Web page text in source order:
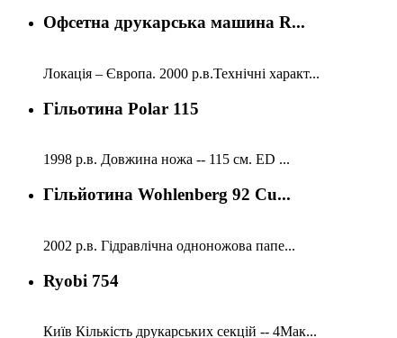
Офсетна друкарська машина R...
Локація – Європа. 2000 р.в.Технічні характ...
Гільотина Polar 115
1998 р.в. Довжина ножа -- 115 см. ED ...
Гільйотина Wohlenberg 92 Cu...
2002 р.в. Гідравлічна одноножова папе...
Ryobi 754
Київ Кількість друкарських секцій -- 4Мак...